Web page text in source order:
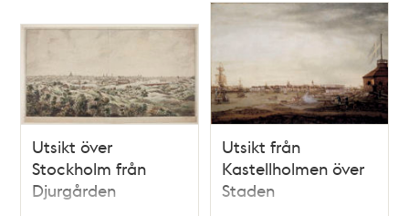
Utsikt över
Stockholm från
Djurgården
Utsikt från
Kastellholmen över
Staden